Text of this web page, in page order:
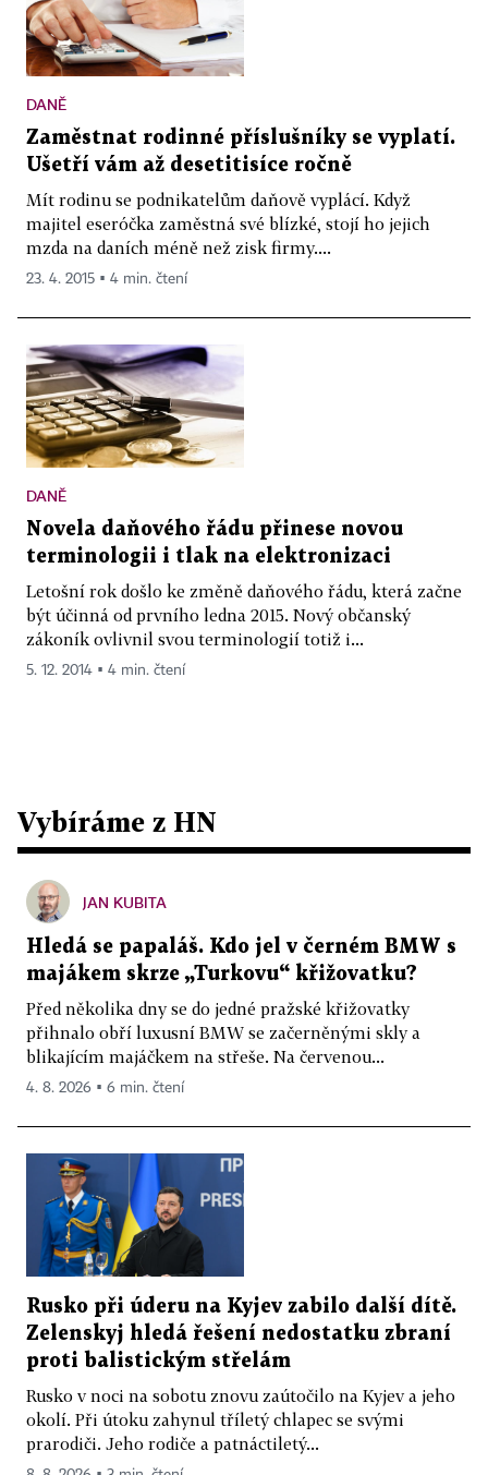
DANĚ
Zaměstnat rodinné příslušníky se vyplatí.
Ušetří vám až desetitisíce ročně
Mít rodinu se podnikatelům daňově vyplácí. Když
majitel eseróčka zaměstná své blízké, stojí ho jejich
mzda na daních méně než zisk firmy....
23. 4. 2015 ▪ 4 min. čtení
DANĚ
Novela daňového řádu přinese novou
terminologii i tlak na elektronizaci
Letošní rok došlo ke změně daňového řádu, která začne
být účinná od prvního ledna 2015. Nový občanský
zákoník ovlivnil svou terminologií totiž i...
5. 12. 2014 ▪ 4 min. čtení
Vybíráme z HN
JAN KUBITA
Hledá se papaláš. Kdo jel v černém BMW s
majákem skrze „Turkovu“ křižovatku?
Před několika dny se do jedné pražské křižovatky
přihnalo obří luxusní BMW se začerněnými skly a
blikajícím majáčkem na střeše. Na červenou...
4. 8. 2026 ▪ 6 min. čtení
Rusko při úderu na Kyjev zabilo další dítě.
Zelenskyj hledá řešení nedostatku zbraní
proti balistickým střelám
Rusko v noci na sobotu znovu zaútočilo na Kyjev a jeho
okolí. Při útoku zahynul tříletý chlapec se svými
prarodiči. Jeho rodiče a patnáctiletý...